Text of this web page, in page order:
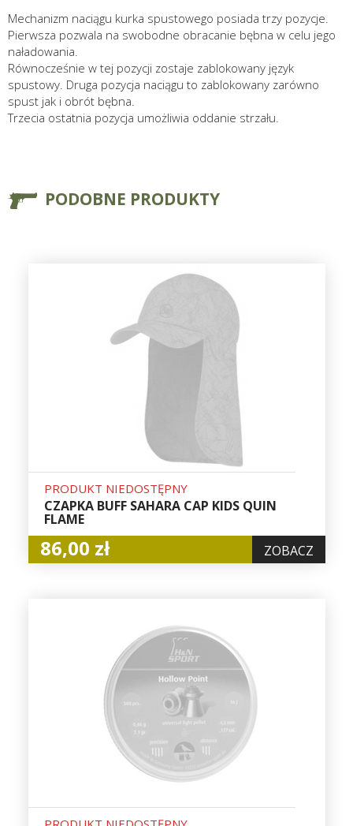
Mechanizm naciągu kurka spustowego posiada trzy pozycje.
Pierwsza pozwala na swobodne obracanie bębna w celu jego
naładowania.
Równocześnie w tej pozycji zostaje zablokowany język
spustowy. Druga pozycja naciągu to zablokowany zarówno
spust jak i obrót bębna.
Trzecia ostatnia pozycja umożliwia oddanie strzału.
PODOBNE PRODUKTY
PRODUKT NIEDOSTĘPNY
CZAPKA BUFF SAHARA CAP KIDS QUIN
FLAME
86,00 zł ZOBACZ